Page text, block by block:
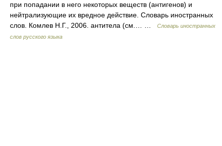
при попадании в него некоторых веществ (антигенов) и
нейтрализующие их вредное действие. Словарь иностранных
слов. Комлев Н.Г., 2006. антитела (см.… …
Словарь иностранных
слов русского языка